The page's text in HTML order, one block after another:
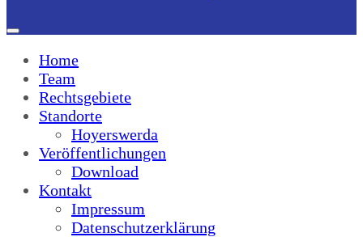
Home
Team
Rechtsgebiete
Standorte
Hoyerswerda
Veröffentlichungen
Download
Kontakt
Impressum
Datenschutzerklärung